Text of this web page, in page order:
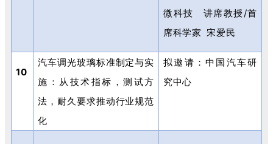
微科技 讲席教授/首
席科学家 宋爱民
10
汽车调光玻璃标准制定与实
施：从技术指标，测试方
法，耐久要求推动行业规范
化
拟邀请：中国汽车研
究中心